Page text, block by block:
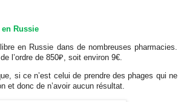
Russie
en Russie dans de nombreuses pharmacies.
l’ordre de 850₽ , soit environ 9€.
si ce n’est celui de prendre des phages qui ne
et donc de n’avoir aucun résultat.